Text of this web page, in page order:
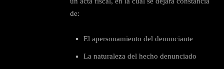
de:
El apersonamiento del denunciante
La naturaleza del hecho denunciado